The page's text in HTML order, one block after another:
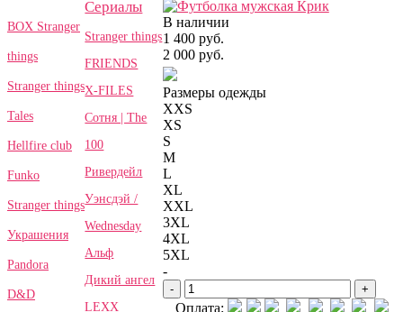
BOX Stranger
things
Stranger things
Tales
Hellfire club
Funko
Stranger things
Украшения
Pandora
D&D
Сериалы
Stranger things
FRIENDS
X-FILES
Сотня | The
100
Ривердейл
Уэнсдэй /
Wednesday
Альф
Дикий ангел
LEXX
В наличии
1 400 руб.
2 000 руб.
Размеры одежды
XXS
XS
S
M
L
XL
XXL
3XL
4XL
5XL
-
- +
Оплата: